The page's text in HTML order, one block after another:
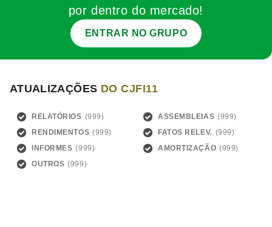
por dentro do mercado!
ENTRAR NO GRUPO
ATUALIZAÇÕES DO CJFI11
RELATÓRIOS
ASSEMBLEIAS
RENDIMENTOS
FATOS RELEV.
INFORMES
AMORTIZAÇÃO
OUTROS